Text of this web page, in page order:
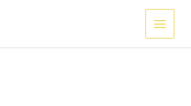
Main
Menu